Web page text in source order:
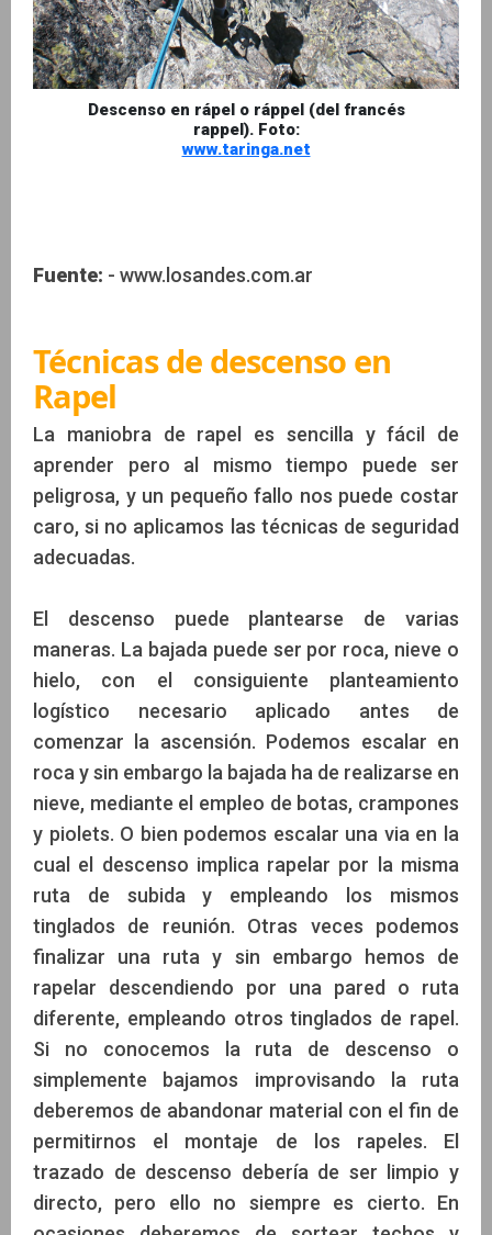
Descenso en rápel o ráppel (del francés
rappel). Foto:
www.taringa.net
Fuente: - www.losandes.com.ar
Técnicas de descenso en
Rapel
La maniobra de rapel es sencilla y fácil de
aprender pero al mismo tiempo puede ser
peligrosa, y un pequeño fallo nos puede costar
caro, si no aplicamos las técnicas de seguridad
adecuadas.
El descenso puede plantearse de varias
maneras. La bajada puede ser por roca, nieve o
hielo, con el consiguiente planteamiento
logístico necesario aplicado antes de
comenzar la ascensión. Podemos escalar en
roca y sin embargo la bajada ha de realizarse en
nieve, mediante el empleo de botas, crampones
y piolets. O bien podemos escalar una via en la
cual el descenso implica rapelar por la misma
ruta de subida y empleando los mismos
tinglados de reunión. Otras veces podemos
finalizar una ruta y sin embargo hemos de
rapelar descendiendo por una pared o ruta
diferente, empleando otros tinglados de rapel.
Si no conocemos la ruta de descenso o
simplemente bajamos improvisando la ruta
deberemos de abandonar material con el fin de
permitirnos el montaje de los rapeles. El
trazado de descenso debería de ser limpio y
directo, pero ello no siempre es cierto. En